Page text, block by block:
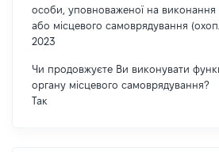
особи, уповноваженої на виконання
або місцевого самоврядування
2023
Чи продовжуєте Ви виконувати
органу місцевого самоврядування?
Так